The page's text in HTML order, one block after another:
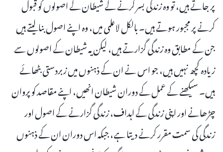
کرنے پر مجبور ہوتے ہیں۔ بالکل لاعلمی میں، وہ اپنے اصول بنا لیتے ہیں
جن کے مطابق وہ زندگی گزارتے ہیں، لیکن یہ شیطان کے اصولوں سے
زیادہ کچھ نہیں ہیں، جو اس نے ان کے ذہنوں میں زبردستی بٹھائے
ہیں۔ سیکھنے کے عمل کے دوران شیطان انھیں، اپنے مقاصد کو پروان
چڑھانے اور اپنی زندگی کے اہداف، زندگی گزارنے کے اصول اور
زندگی کی سمت مقرر کرنے دیتا ہے، جبکہ اس دوران ان کے ذہنوں